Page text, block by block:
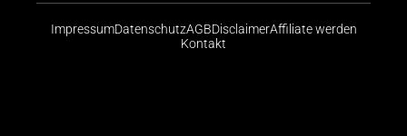
ImpressumDatenschutzAGBDisclaimerAffiliate werden
Kontakt